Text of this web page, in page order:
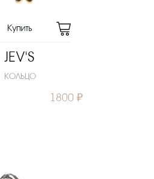
JEV'S
КОЛЬЦО
1800 ₽